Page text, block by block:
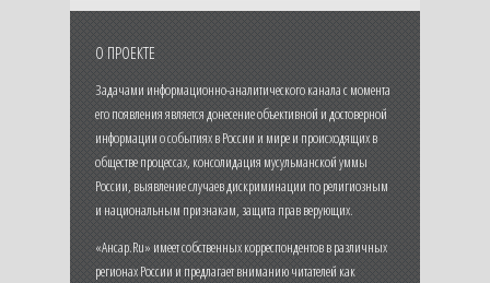
О ПРОЕКТЕ
Задачами информационно-аналитического канала с момента
его появления является донесение объективной и достоверной
информации о событиях в России и мире и происходящих в
обществе процессах, консолидация мусульманской уммы
России, выявление случаев дискриминации по религиозным
и национальным признакам, защита прав верующих.
«Ансар.Ru» имеет собственных корреспондентов в различных
регионах России и предлагает вниманию читателей как